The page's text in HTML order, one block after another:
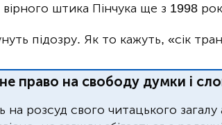
штика Пінчука ще з 1998
підозру. Як то кажуть, «сік
право на свободу думки і
розсуд свого читацького загалу